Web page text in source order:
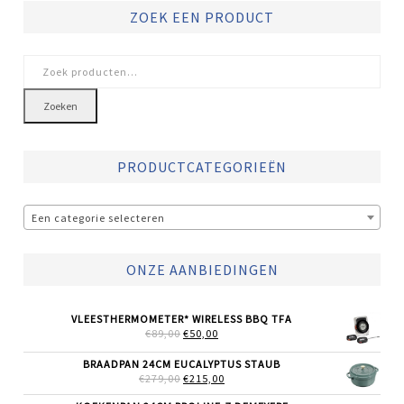
ZOEK EEN PRODUCT
naar:
Zoeken
PRODUCTCATEGORIEËN
Een categorie selecteren
ONZE AANBIEDINGEN
VLEESTHERMOMETER* WIRELESS BBQ TFA
€89,00 OORSPRONKELIJKE
WAS:
€89,00.
€50,00
IS:
€50,00.
BRAADPAN 24CM EUCALYPTUS STAUB
€279,00 OORSPRONKELIJKE
€215,00